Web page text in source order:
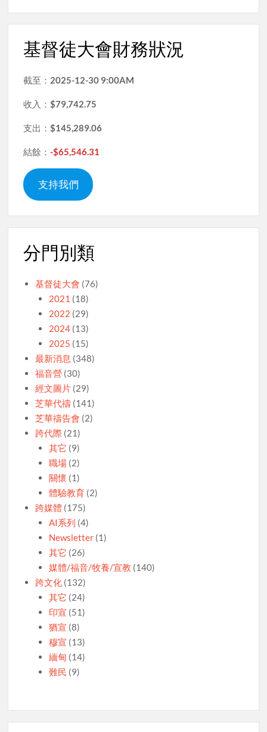
基督徒大會財務狀況
截至： 2025-12-30 9:00AM
收入：$79,742.75
支出：$145,289.06
結餘：-$65,546.31
支持我們
分門別類
基督徒大會 (76)
2021 (18)
2022 (29)
2024(13)
2025 (15)
最新消息 (348)
福音營 (30)
經文圖片 (29)
芝華代禱 (141)
芝華禱告會 (2)
跨代際 (21)
其它 (9)
職場(2)
關懷 (1)
體驗教育(2)
跨媒體 (175)
AI系列 (4)
Newsletter(1)
其它 (26)
媒體/福音/牧養/宣教 (140)
跨文化 (132)
其它 (24)
印宣 (51)
猶宣 (8)
穆宣 (13)
緬甸 (14)
難民 (9)